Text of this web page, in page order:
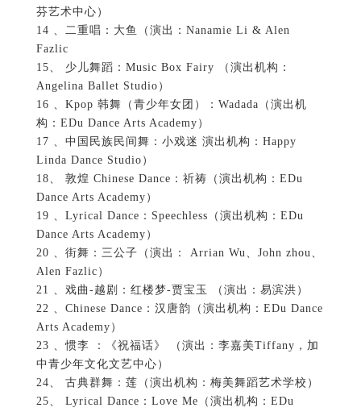
芬艺术中心）
14 、二重唱：大鱼（演出：Nanamie Li & Alen
Fazlic
15、 少儿舞蹈：Music Box Fairy （演出机构：
Angelina Ballet Studio）
16 、Kpop 韩舞（青少年女团）：Wadada（演出机
构：EDu Dance Arts Academy）
17 、中国民族民间舞：小戏迷 演出机构：Happy
Linda Dance Studio）
18、 敦煌 Chinese Dance：祈祷（演出机构：EDu
Dance Arts Academy）
19 、Lyrical Dance：Speechless（演出机构：EDu
Dance Arts Academy）
20 、街舞：三公子（演出： Arrian Wu、John zhou、
Alen Fazlic）
21 、戏曲-越剧：红楼梦-贾宝玉 （演出：易滨洪）
22 、Chinese Dance：汉唐韵（演出机构：EDu Dance
Arts Academy）
23 、惯李 ：《祝福话》 （演出：李嘉美Tiffany，加
中青少年文化文艺中心）
24、 古典群舞：莲（演出机构：梅美舞蹈艺术学校）
25、 Lyrical Dance：Love Me（演出机构：EDu